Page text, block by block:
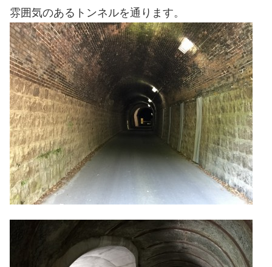
雰囲気のあるトンネルを通ります。